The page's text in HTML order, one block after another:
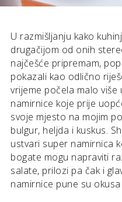
U razmišljanju kako
drugačijom od onih
najčešće pripremam,
pokazali kao odlično
vrijeme počela malo
namirnice koje prije
svoje mjesto na mojim
bulgur, heljda i kuskus.
ustvari super namirnica
bogate mogu napraviti
salate, prilozi pa čak i
namirnice pune su